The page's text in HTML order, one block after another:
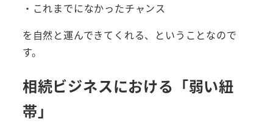
・これまでになかったチャンス
を自然と運んできてくれる、ということなので
す。
相続ビジネスにおける「弱い紐
帯」